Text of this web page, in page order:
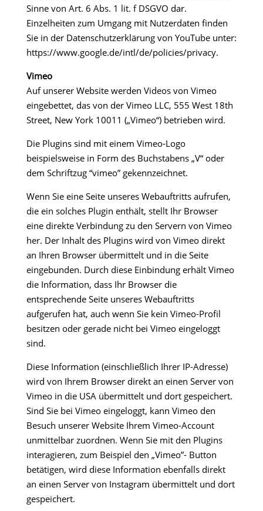
Sinne von Art. 6 Abs. 1 lit. f DSGVO dar.
Einzelheiten zum Umgang mit Nutzerdaten finden
Sie in der Datenschutzerklärung von YouTube unter:
https://www.google.de/intl/de/policies/privacy.
Vimeo
Auf unserer Website werden Videos von Vimeo
eingebettet, das von der Vimeo LLC, 555 West 18th
Street, New York 10011 („Vimeo“) betrieben wird.
Die Plugins sind mit einem Vimeo-Logo
beispielsweise in Form des Buchstabens „V“ oder
dem Schriftzug “vimeo” gekennzeichnet.
Wenn Sie eine Seite unseres Webauftritts aufrufen,
die ein solches Plugin enthält, stellt Ihr Browser
eine direkte Verbindung zu den Servern von Vimeo
her. Der Inhalt des Plugins wird von Vimeo direkt
an Ihren Browser übermittelt und in die Seite
eingebunden. Durch diese Einbindung erhält Vimeo
die Information, dass Ihr Browser die
entsprechende Seite unseres Webauftritts
aufgerufen hat, auch wenn Sie kein Vimeo-Profil
besitzen oder gerade nicht bei Vimeo eingeloggt
sind.
Diese Information (einschließlich Ihrer IP-Adresse)
wird von Ihrem Browser direkt an einen Server von
Vimeo in die USA übermittelt und dort gespeichert.
Sind Sie bei Vimeo eingeloggt, kann Vimeo den
Besuch unserer Website Ihrem Vimeo-Account
unmittelbar zuordnen. Wenn Sie mit den Plugins
interagieren, zum Beispiel den „Vimeo”- Button
betätigen, wird diese Information ebenfalls direkt
an einen Server von Instagram übermittelt und dort
gespeichert.